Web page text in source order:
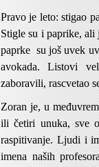
Pravo je leto: stigao
Stigle su i paprike, ali
paprke su još uvek
avokada. Listovi
zaboravili, rascvetao
Zoran je, u
ili četiri unuka, sve
raspitivanje. Ljudi i
imena naših